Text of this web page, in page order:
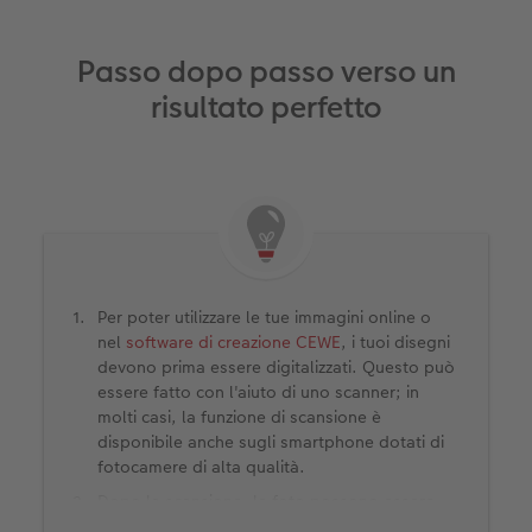
Passo dopo passo verso un
risultato perfetto
Per poter utilizzare le tue immagini online o
nel software di creazione CEWE, i tuoi disegni
devono prima essere digitalizzati. Questo può
essere fatto con l'aiuto di uno scanner; in
molti casi, la funzione di scansione è
disponibile anche sugli smartphone dotati di
fotocamere di alta qualità.